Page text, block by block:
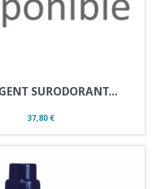
SURODORANT...
Prix
37,80 €